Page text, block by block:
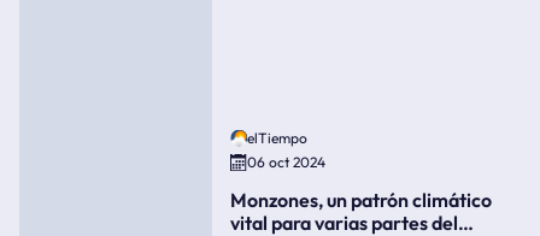
elTiempo
06 oct 2024
Monzones, un patrón climático
vital para varias partes del